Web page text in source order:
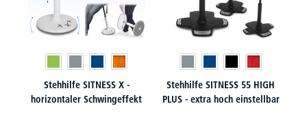
Stehhilfe SITNESS X -
horizontaler Schwingeffekt
Stehhilfe SITNESS 55 HIGH
PLUS - extra hoch einstellbar